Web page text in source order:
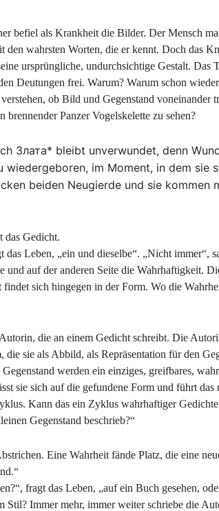
befiel als Krankheit die Bilder. Der Mensch
den wahrsten Worten, die er kennt. Doch das
ursprüngliche, undurchsichtige Gestalt. Das
Deutungen frei. Warum? Warum schon
ob Bild und Gegenstand voneinander
Panzer Vogelskelette zu sehen?
Злата* bleibt unverwundet, denn
wiedergeboren, im Moment, in dem sie
beiden Neugierde und sie kommen
das Gedicht.
das Leben, „ein und dieselbe“. „Nicht immer“,
und auf der anderen Seite die Wahrhaftigkeit.
sich hingegen in der Form. Wo die
die an einem Gedicht schreibt. Die
sie als Abbild, als Repräsentation für den
werden ein einziges, greifbares,
sie sich auf die gefundene Form und führt
Kann das ein Zyklus wahrhaftiger
Gegenstand beschrieb?“
Eine Wahrheit fände Platz, die eine
fragt das Leben, „auf ein Buch gesehen,
Stil? Immer mehr, immer weiter schriebe die